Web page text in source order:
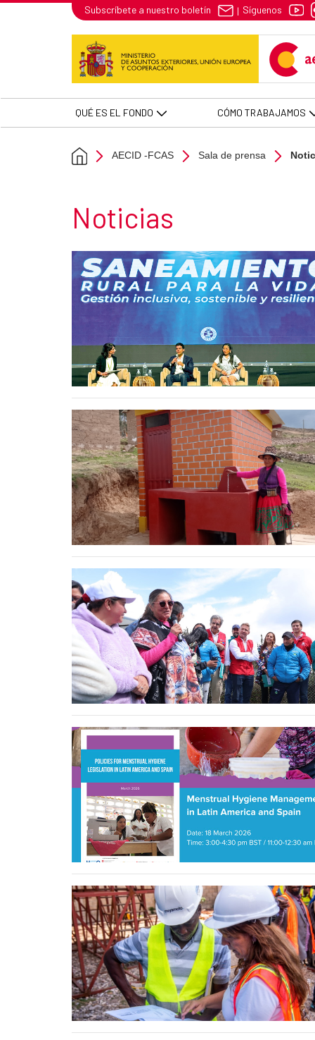
Skip to Main Content
Noticias - AECID -FCAS
Subscríbete a nuestro boletín | Síguenos
QUÉ ES EL FONDO CÓMO TRABAJAMOS
AECID -FCAS Sala de prensa
Noticias